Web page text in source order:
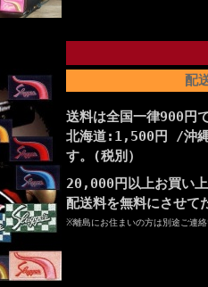
配
送料は全国一律900円で
北海道:1,500円 /沖
す。(税別）
20,000円以上お買い
配送料を無料にさせて
※離島にお住まいの方は別途ご連絡